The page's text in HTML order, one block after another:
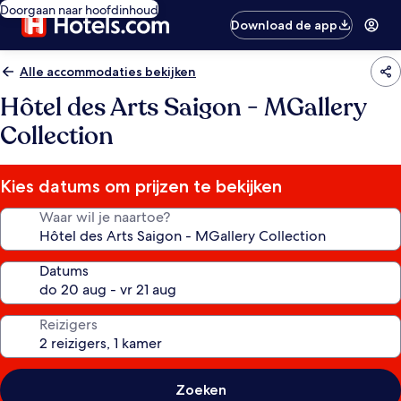
Doorgaan naar hoofdinhoud
Download de app
Alle accommodaties bekijken
Hôtel des Arts Saigon - MGallery
Collection
Kies datums om prijzen te bekijken
Waar wil je naartoe?
Datums
Reizigers
Zoeken